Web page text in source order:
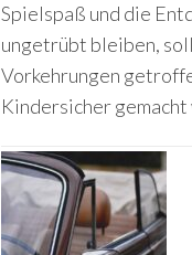
Spielspaß und die
ungetrübt bleiben,
Vorkehrungen
Kindersicher